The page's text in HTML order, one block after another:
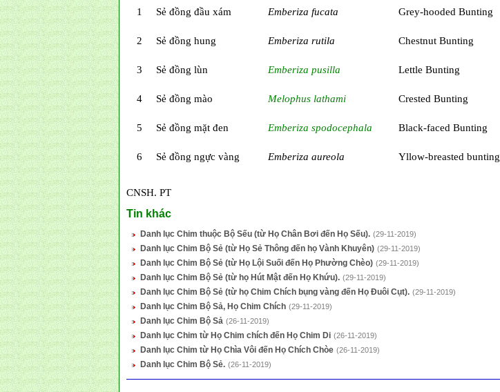
1 Sẻ đồng đầu xám Emberiza fucata Grey-hooded Bunting
2 Sẻ đồng hung Emberiza rutila Chestnut Bunting
3 Sẻ đồng lùn Emberiza pusilla Lettle Bunting
4 Sẻ đồng mào Melophus lathami Crested Bunting
5 Sẻ đồng mặt đen Emberiza spodocephala Black-faced Bunting
6 Sẻ đồng ngực vàng Emberiza aureola Yllow-breasted bunting
CNSH. PT
Tin khác
Danh lục Chim thuộc Bộ Sếu (từ Họ Chân Bơi đến Họ Sếu). (29-11-2019)
Danh lục Chim Bộ Sẻ (từ Họ Sẻ Thông đến họ Vành Khuyên) (29-11-2019)
Danh lục Chim Bộ Sẻ (từ Họ Lội Suối đến Họ Phường Chèo) (29-11-2019)
Danh lục Chim Bộ Sẻ (từ họ Hút Mật đến Họ Khứu). (29-11-2019)
Danh lục Chim Bộ Sẻ (từ họ Chim Chích bụng vàng đến Họ Đuôi Cụt). (29-11-2019)
Danh lục Chim Bộ Sả, Họ Chim Chích (29-11-2019)
Danh lục Chim Bộ Sả (26-11-2019)
Danh lục Chim từ Họ Chim chích đến Họ Chim Di (26-11-2019)
Danh lục Chim từ Họ Chìa Vôi đến Họ Chích Chòe (26-11-2019)
Danh lục Chim Bộ Sẻ. (26-11-2019)